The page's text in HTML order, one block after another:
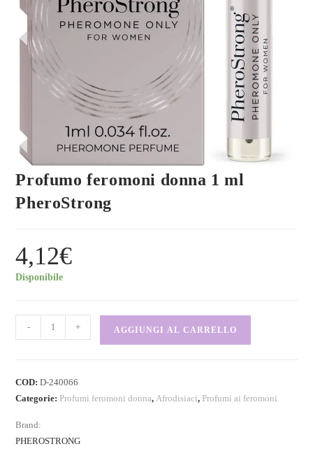
Profumo feromoni donna 1 ml
PheroStrong
4,12€
Disponibile
- + AGGIUNGI AL CARRELLO
COD:D-240066
Categorie: Profumi feromoni donna,Afrodisiaci, Profumi ai feromoni
Brand:
PHEROSTRONG